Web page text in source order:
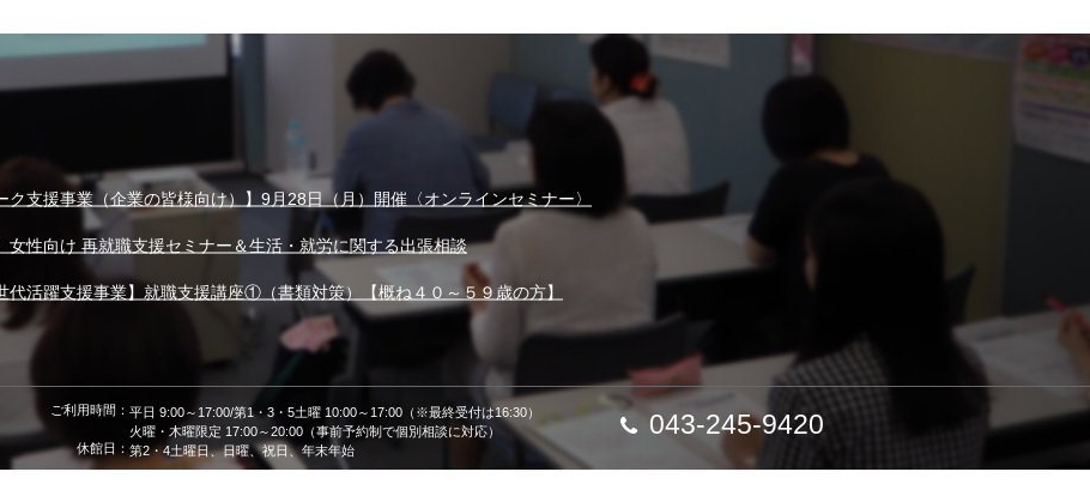
ク支援事業（企業の皆様向け）】9月28日（月）開催〈オンラインセミナー〉
女性向け 再就職支援セミナー＆生活・就労に関する出張相談
代活躍支援事業】就職支援講座①（書類対策）【概ね４０～５９歳の方】
043-245-9420
ご利用時間： 平日 9:00～17:00/第1・3・5土曜 10:00～17:00（※最終受付は16:30）
火曜・木曜限定 17:00～20:00（事前予約制で個別相談に対応）
休館日： 第2・4土曜日、日曜、祝日、年末年始